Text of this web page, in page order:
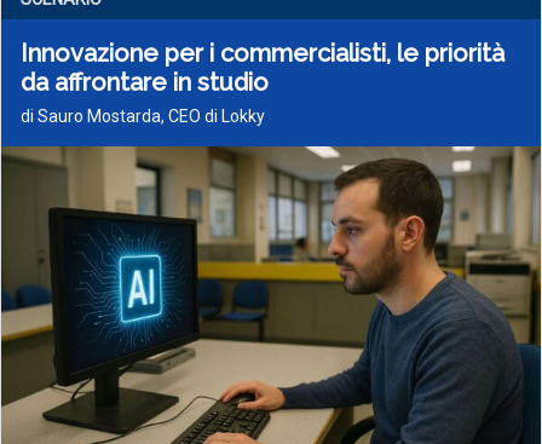
Innovazione per i commercialisti, le priorità
da affrontare in studio
di Sauro Mostarda, CEO di Lokky